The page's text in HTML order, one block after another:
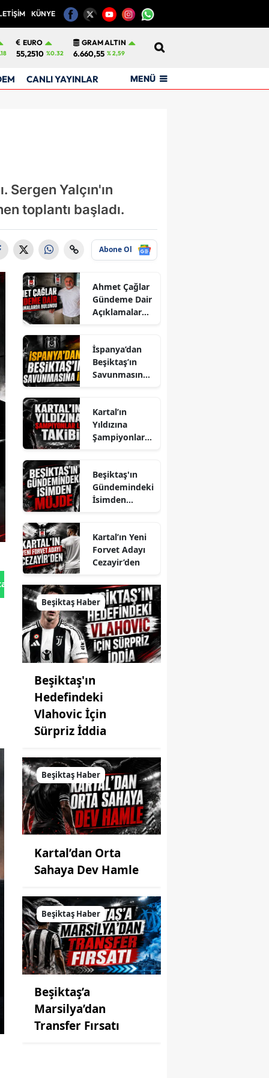
KÜNYE
EURO
55,2510 %0.32
GRAM ALTIN
6.660,55 % 2,59
CANLI YAYINLAR MENÜ
Sergen Yalçın'ın
toplantı başladı.
Abone Ol
Gönder
Ahmet Çağlar
Gündeme Dair
Açıklamalarda
İspanya’dan
Beşiktaş’ın
Savunmasına
Kartal’ın
Yıldızına
Şampiyonlar
Beşiktaş'ın
Gündemindeki
İsimden
Kartal’ın Yeni
Forvet Adayı
Cezayir’den
Beşiktaş Haber
Beşiktaş'ın
Hedefindeki
Vlahovic İçin
Sürpriz İddia
Beşiktaş Haber
Kartal’dan Orta
Sahaya Dev Hamle
Beşiktaş Haber
Beşiktaş’a
Marsilya’dan
Transfer Fırsatı